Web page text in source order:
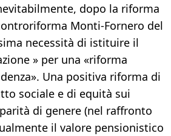
dopo la riforma
Monti-Fornero del
necessità di istituire il
» per una «riforma
Una positiva riforma di
sociale e di equità sui
di genere (nel raffronto
il valore pensionistico